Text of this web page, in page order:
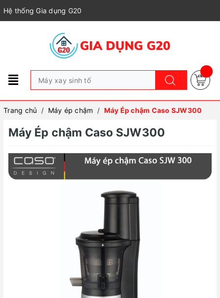
Hệ thống Gia dụng G20
Trang chủ / Máy ép chậm / Máy Ép chậm Caso SJW300
Máy Ép chậm Caso SJW300